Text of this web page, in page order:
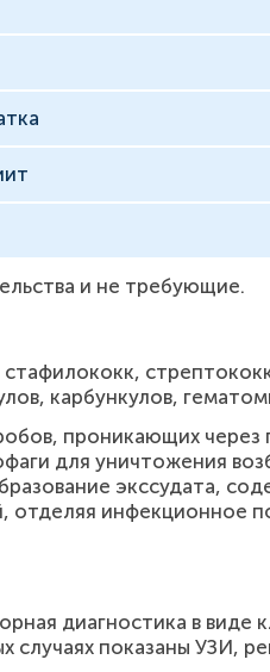
и не требующие.
карбункулов,
проникающих
для уничтожения
экссудата,
отделяя инфекционное
диагностика в виде
показаны УЗИ,